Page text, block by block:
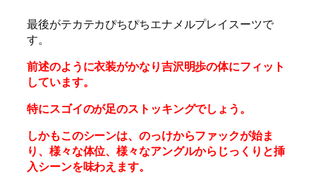
最後がテカテカぴちぴちエナメルプレイスーツで
す。
前述のように衣装がかなり吉沢明歩の体にフィット
しています。
特にスゴイのが足のストッキングでしょう。
しかもこのシーンは、のっけからファックが始ま
り、様々な体位、様々なアングルからじっくりと挿
入シーンを味わえます。